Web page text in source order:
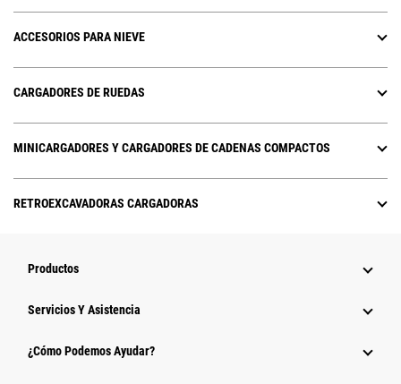
ACCESORIOS PARA NIEVE
CARGADORES DE RUEDAS
MINICARGADORES Y CARGADORES DE CADENAS COMPACTOS
RETROEXCAVADORAS CARGADORAS
Productos
Servicios Y Asistencia
¿Cómo Podemos Ayudar?